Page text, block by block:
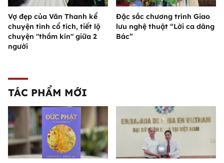
Vợ đẹp của Văn Thanh kể
chuyện tình cổ tích, tiết lộ
chuyện "thầm kín" giữa 2
người
Đặc sắc chương trình Giao
lưu nghệ thuật “Lời ca dâng
Bác”
TÁC PHẨM MỚI